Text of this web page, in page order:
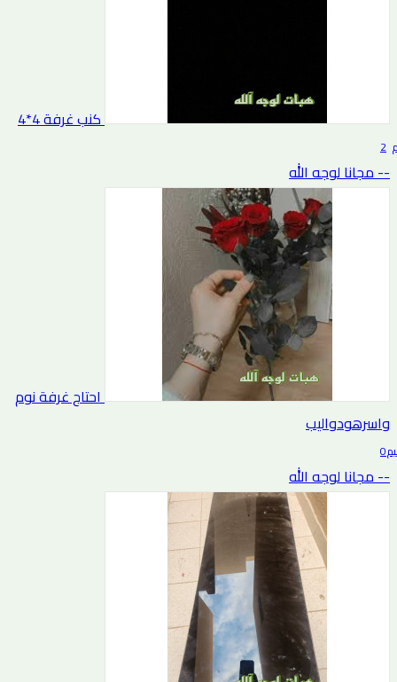
كنب غرفة 4*4
2 تقييم
-- مجانا لوجه الله
احتاج غرفة نوم
واسرهودواليب
0 التقييم
-- مجانا لوجه الله